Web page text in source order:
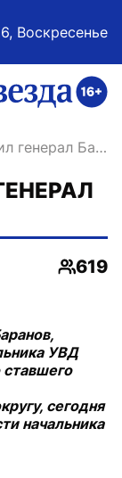
Воскресенье
Баранов
619
УВД
ставшего
сегодня
начальника